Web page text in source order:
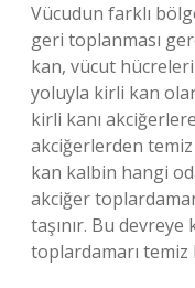
Vücudun farklı
geri toplanması
kan, vücut
yoluyla kirli kan
kirli kanı
akciğerlerden temiz
kan kalbin hangi
akciğer
taşınır. Bu
toplardamarı